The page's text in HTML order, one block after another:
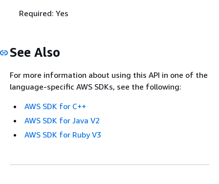
Required: Yes
See Also
For more information about using this API in one of the
language-specific AWS SDKs, see the following:
AWS SDK for C++
AWS SDK for Java V2
AWS SDK for Ruby V3